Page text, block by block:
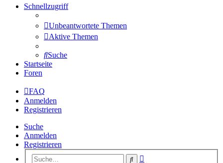
Schnellzugriff
Unbeantwortete Themen
Aktive Themen
Suche
Startseite
Foren
FAQ
Anmelden
Registrieren
Suche
Anmelden
Registrieren
Suche